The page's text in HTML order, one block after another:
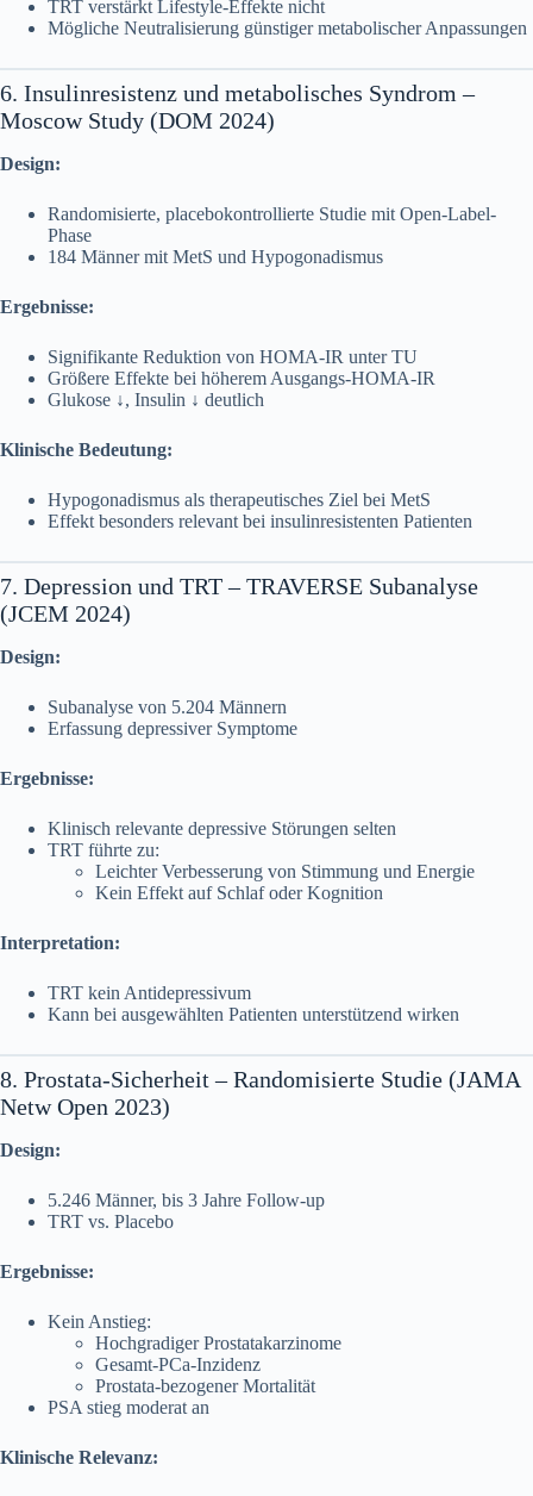
TRT verstärkt Lifestyle-Effekte nicht
Mögliche Neutralisierung günstiger metabolischer Anpassungen
6. Insulinresistenz und metabolisches Syndrom –
Moscow Study (DOM 2024)
Design:
Randomisierte, placebokontrollierte Studie mit Open-Label-
Phase
184 Männer mit MetS und Hypogonadismus
Ergebnisse:
Signifikante Reduktion von HOMA-IR unter TU
Größere Effekte bei höherem Ausgangs-HOMA-IR
Glukose ↓, Insulin ↓ deutlich
Klinische Bedeutung:
Hypogonadismus als therapeutisches Ziel bei MetS
Effekt besonders relevant bei insulinresistenten Patienten
7. Depression und TRT – TRAVERSE Subanalyse
(JCEM 2024)
Design:
Subanalyse von 5.204 Männern
Erfassung depressiver Symptome
Ergebnisse:
Klinisch relevante depressive Störungen selten
TRT führte zu:
Leichter Verbesserung von Stimmung und Energie
Kein Effekt auf Schlaf oder Kognition
Interpretation:
TRT kein Antidepressivum
Kann bei ausgewählten Patienten unterstützend wirken
8. Prostata-Sicherheit – Randomisierte Studie (JAMA
Netw Open 2023)
Design:
5.246 Männer, bis 3 Jahre Follow-up
TRT vs. Placebo
Ergebnisse:
Kein Anstieg:
Hochgradiger Prostatakarzinome
Gesamt-PCa-Inzidenz
Prostata-bezogener Mortalität
PSA stieg moderat an
Klinische Relevanz: